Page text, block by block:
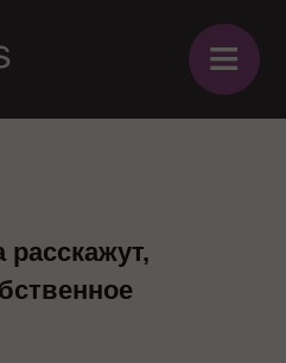
≡
расскажут,